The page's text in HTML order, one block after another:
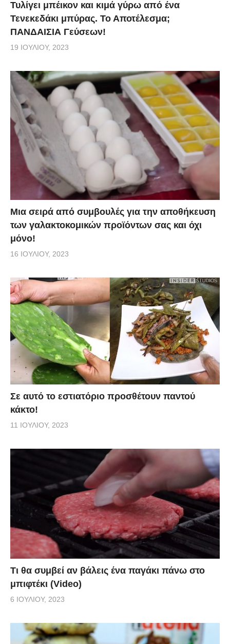
Τυλίγει μπέικον και κιμά γύρω από ένα
Τενεκεδάκι μπύρας. Το Αποτέλεσμα;
ΠΑΝΔΑΙΣΙΑ Γεύσεων!
19 ΙΟΥΛΊΟΥ, 2023
Mια σειρά από συμβουλές για την αποθήκευση
των γαλακτοκομικών προϊόντων σας και όχι
μόνο!
16 ΙΟΥΛΊΟΥ, 2023
Σε αυτό το εστιατόριο προσθέτουν παντού
κάκτο!
11 ΙΟΥΛΊΟΥ, 2023
Τι θα συμβεί αν βάλεις ένα παγάκι πάνω στο
μπιφτέκι (Video)
6 ΙΟΥΛΊΟΥ, 2023